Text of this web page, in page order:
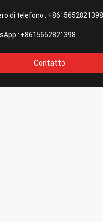
di telefono : +8615652821398
: +8615652821398
Contatto